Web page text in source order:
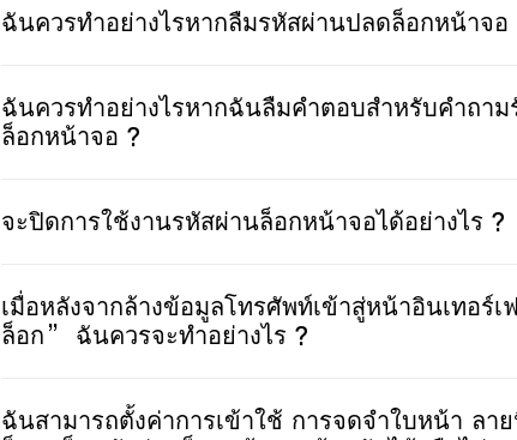
ฉันควรทำอย่างไรหากลืมรหัสผ่านปลดล็อกหน้าจอ
ฉันควรทำอย่างไรหากฉันลืมคำตอบสำหรับคำถา
ล็อกหน้าจอ ?
จะปิดการใช้งานรหัสผ่านล็อกหน้าจอได้อย่างไร ?
เมื่อหลังจากล้างข้อมูลโทรศัพท์เข้าสู่หน้าอินเทอร์
ล็อก” ฉันควรจะทำอย่างไร ?
ฉันสามารถตั้งค่าการเข้าใช้ การจดจำใบหน้า ล